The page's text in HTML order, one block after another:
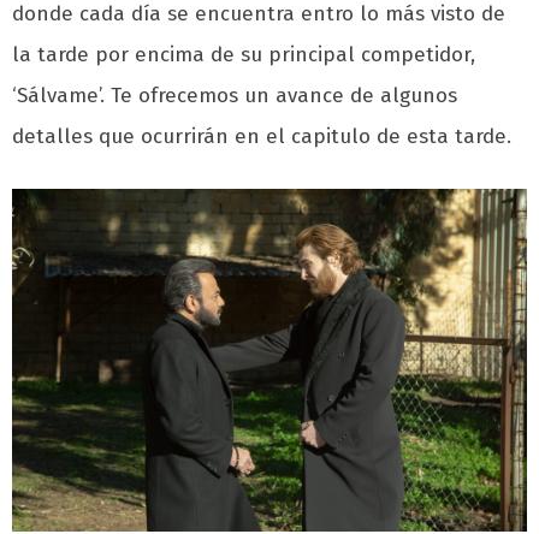
donde cada día se encuentra entro lo más visto de
la tarde por encima de su principal competidor,
‘Sálvame’. Te ofrecemos un avance de algunos
detalles que ocurrirán en el capitulo de esta tarde.